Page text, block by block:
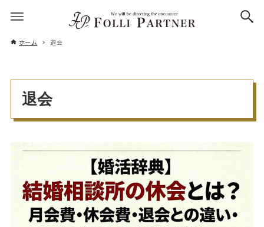
ホーム 退会
退会